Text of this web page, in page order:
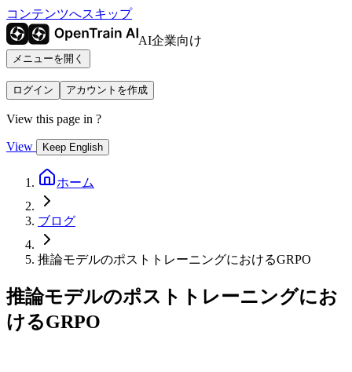
コンテンツへスキップ
AI企業向け
メニューを開く
ログイン アカウントを作成
View this page in ?
View Keep English
ホーム
ブログ
推論モデルのポストトレーニングにおけるGRPO
推論モデルのポストトレーニングにお
けるGRPO